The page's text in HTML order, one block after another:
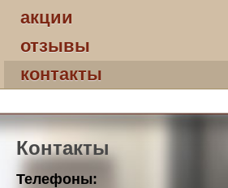
акции
отзывы
контакты
Контакты
Телефоны: